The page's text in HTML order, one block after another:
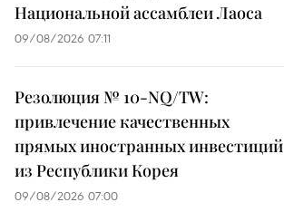
Национальной ассамблеи Лаоса
09/08/2026 07:11
Резолюция № 10-NQ/TW:
привлечение качественных
прямых иностранных инвестиций
из Республики Корея
09/08/2026 07:00